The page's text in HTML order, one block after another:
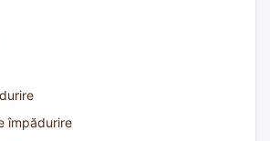
împădurire